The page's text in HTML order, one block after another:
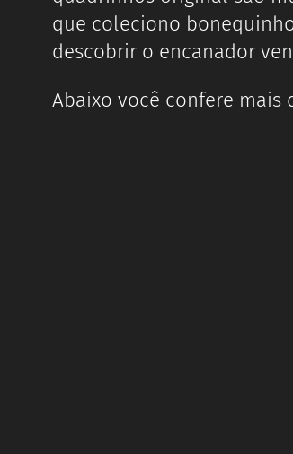
que coleciono
descobrir o encanador
Abaixo você confere mais